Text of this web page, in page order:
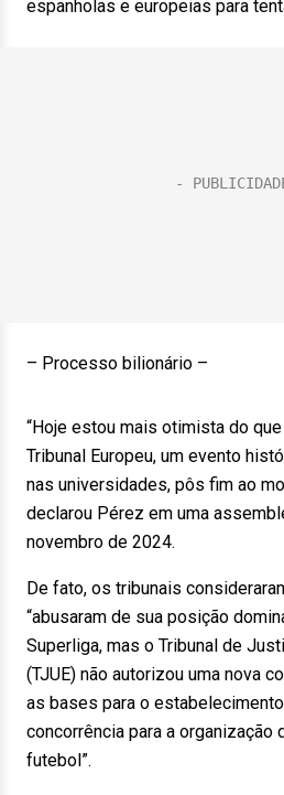
espanholas e europeias para
– Processo bilionário –
“Hoje estou mais otimista do
Tribunal Europeu, um evento
nas universidades, pôs fim ao
declarou Pérez em uma
novembro de 2024.
De fato, os tribunais
“abusaram de sua posição
Superliga, mas o Tribunal de
(TJUE) não autorizou uma nova
as bases para o
concorrência para a
futebol”.